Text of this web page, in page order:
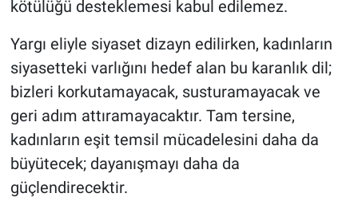
kötülüğü desteklemesi kabul edilemez.
Yargı eliyle siyaset dizayn edilirken, kadınların
siyasetteki varlığını hedef alan bu karanlık dil;
bizleri korkutamayacak, susturamayacak ve
geri adım attıramayacaktır. Tam tersine,
kadınların eşit temsil mücadelesini daha da
büyütecek; dayanışmayı daha da
güçlendirecektir.